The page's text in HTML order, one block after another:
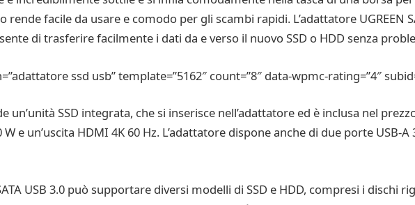
rende facile da usare e comodo per gli scambi rapidi. L’adattatore UGREEN
di trasferire facilmente i dati da e verso il nuovo SSD o HDD senza
ssd usb” template=”5162″ count=”8″ data-wpmc-rating=”4″
un’unità SSD integrata, che si inserisce nell’adattatore ed è inclusa nel
e un’uscita HDMI 4K 60 Hz. L’adattatore dispone anche di due porte USB-
USB 3.0 può supportare diversi modelli di SSD e HDD, compresi i dischi